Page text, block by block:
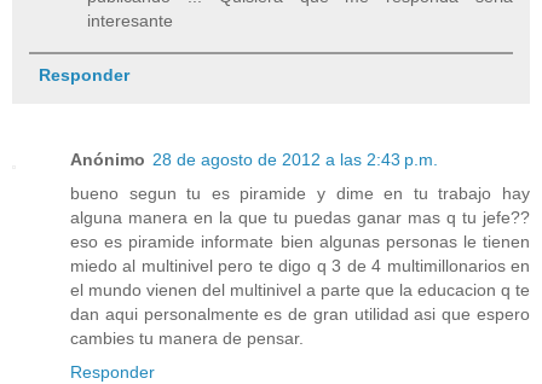
interesante
Responder
Anónimo 28 de agosto de 2012 a las 2:43 p.m.
bueno segun tu es piramide y dime en tu trabajo hay
alguna manera en la que tu puedas ganar mas q tu jefe??
eso es piramide informate bien algunas personas le tienen
miedo al multinivel pero te digo q 3 de 4 multimillonarios en
el mundo vienen del multinivel a parte que la educacion q te
dan aqui personalmente es de gran utilidad asi que espero
cambies tu manera de pensar.
Responder